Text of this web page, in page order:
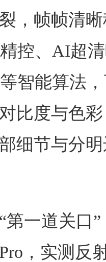
，帧帧清
控、AI超
智能算法
比度与色
细节与分
一道关口”
，实测反